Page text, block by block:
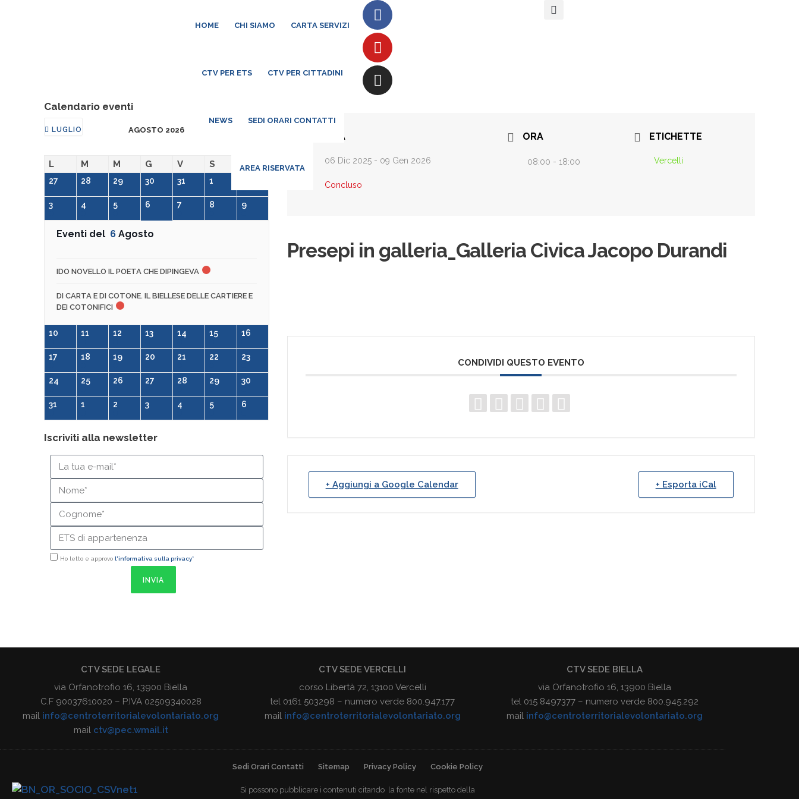
HOME CHI SIAMO CARTA SERVIZI
CTV PER ETS CTV PER CITTADINI
NEWS SEDI ORARI CONTATTI
AREA RISERVATA
Calendario eventi
LUGLIO AGOSTO 2026
L M M G V S D
27 28 29 30 31 1
3 4 5 6 7 8 9
Eventi del 6 Agosto
IDO NOVELLO IL POETA CHE DIPINGEVA
DI CARTA E DI COTONE. IL BIELLESE DELLE CARTIERE E
DEI COTONIFICI
10 11 12 13 14 15 16
17 18 19 20 21 22 23
24 25 26 27 28 29 30
31 1 2 3 4 5 6
Iscriviti alla newsletter
Ho letto e approvo l'informativa sulla privacy*
INVIA
DATA
06 Dic 2025- 09 Gen 2026
Concluso
ORA
08:00 - 18:00
ETICHETTE
Vercelli
Presepi in galleria_Galleria Civica Jacopo Durandi
CONDIVIDI QUESTO EVENTO
+ Aggiungi a Google Calendar + Esporta iCal
CTV SEDE LEGALE
via Orfanotrofio 16, 13900 Biella
C.F 90037610020 – P.IVA 02509340028
mail info@centroterritorialevolontariato.org
mail ctv@pec.wmail.it
CTV SEDE VERCELLI
corso Libertà 72, 13100 Vercelli
tel 0161 503298 – numero verde 800.947.177
mail info@centroterritorialevolontariato.org
CTV SEDE BIELLA
via Orfanotrofio 16, 13900 Biella
tel 015 8497377 – numero verde 800.945.292
mail info@centroterritorialevolontariato.org
Sedi Orari Contatti Sitemap Privacy Policy Cookie Policy
Si possono pubblicare i contenuti citando la fonte nel rispetto della